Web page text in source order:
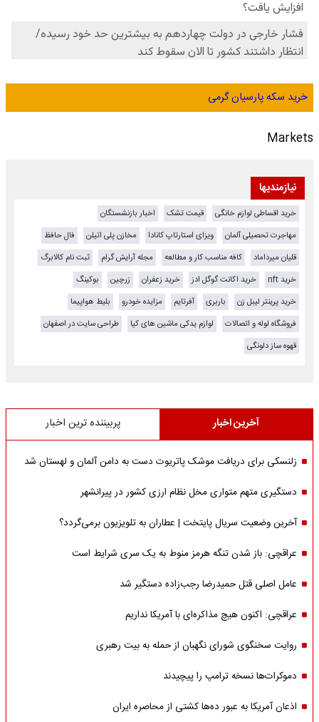
خرید سکه پارسیان گرمی
Markets
نیازمندیها
خرید اقساطی لوازم خانگی قیمت تشک
اخبار بازنشستگان
مهاجرت تحصیلی آلمان
ویزای استارتاپ کانادا مخازن پلی اتیلن
فال حافظ
قلیان میرداماد
کافه مناسب کار و مطالعه مجله آرایش گرام
ثبت نام کالابرگ
خرید nft
خرید اکانت گوگل ادز خرید زعفران زرچین
بوکینگ
خرید پرینتر لیبل زن
باربری آفرتایم مزایده خودرو
بلیط هواپیما
فروشگاه لوله و اتصالات
لوازم یدکی ماشین های کیا
طراحی سایت در اصفهان
قهوه ساز دلونگی
آخرین اخبار پربیننده ترین اخبار
زلنسکی برای دریافت موشک پاتریوت دست به دامن آلمان و لهستان شد
دستگیری متهم متواری مخل نظام ارزی کشور در پیرانشهر
آخرین وضعیت سریال پایتخت | عطاران به تلویزیون برمی‌گردد؟
عراقچی: باز شدن تنگه هرمز منوط به یک سری شرایط است
عامل اصلی قتل حمیدرضا رجب‌زاده دستگیر شد
عراقچی: اکنون هیچ مذاکره‌ای با آمریکا نداریم
روایت سخنگوی شورای نگهبان از حمله به بیت رهبری
دموکرات‌ها نسخه ترامپ را پیچیدند
اذعان آمریکا به عبور ده‌ها کشتی از محاصره ایران